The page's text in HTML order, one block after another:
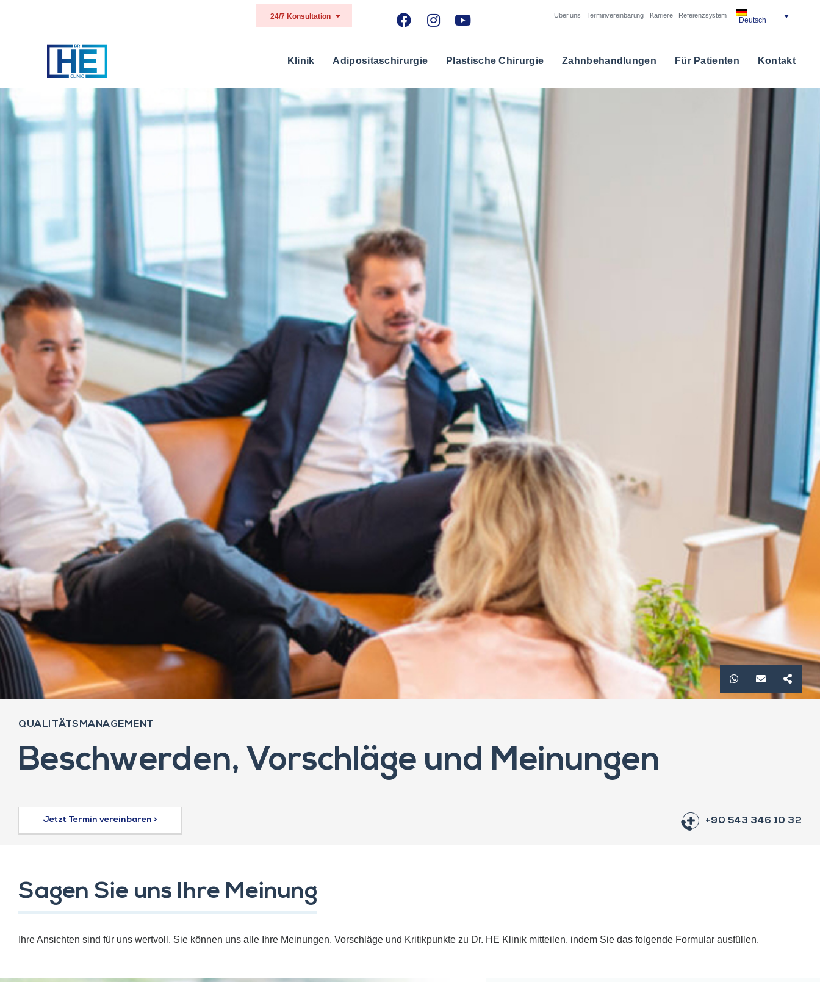
24/7 Konsultation Über uns Terminvereinbarung Karriere Referenzsystem
Deutsch
Klinik Adipositaschirurgie Plastische Chirurgie Zahnbehandlungen Für Patienten Kontakt
QUALITÄTSMANAGEMENT
Beschwerden, Vorschläge und Meinungen
Jetzt Termin vereinbaren > +90 543 346 10 32
Sagen Sie uns Ihre Meinung
Ihre Ansichten sind für uns wertvoll. Sie können uns alle Ihre Meinungen, Vorschläge und Kritikpunkte zu Dr. HE Klinik mitteilen, indem Sie das folgende Formular ausfüllen.